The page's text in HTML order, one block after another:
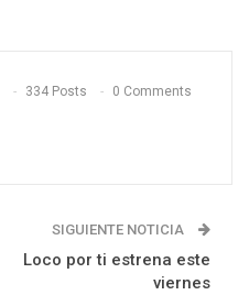
334 Posts 0 Comments
SIGUIENTE NOTICIA
Loco por ti estrena este
viernes